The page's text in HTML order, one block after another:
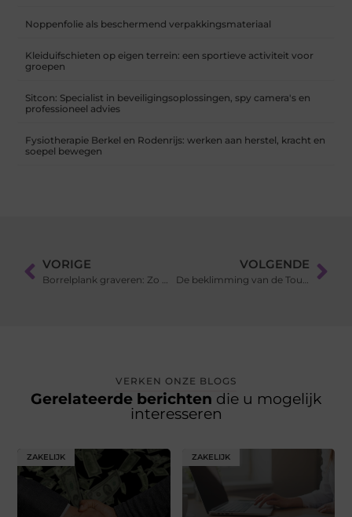
Noppenfolie als beschermend verpakkingsmateriaal
Kleiduifschieten op eigen terrein: een sportieve activiteit voor
groepen
Sitcon: Specialist in beveiligingsoplossingen, spy camera's en
professioneel advies
Fysiotherapie Berkel en Rodenrijs: werken aan herstel, kracht en
soepel bewegen
VORIGE
Borrelplank graveren: Zo maak je een uniek en persoonlijk kunstwerk
VOLGENDE
De beklimming van de Toubkal: voorbereiding & seizoenen
VERKEN ONZE BLOGS
Gerelateerde berichten die u mogelijk
interesseren
ZAKELIJK ZAKELIJK